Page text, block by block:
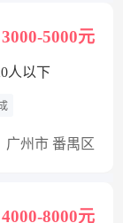
3000-5000元
人以下
广州市 番禺区
4000-8000元